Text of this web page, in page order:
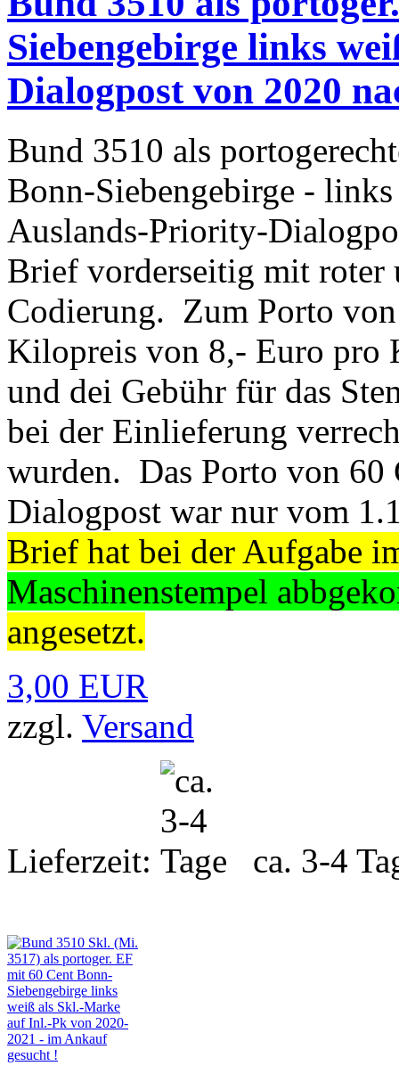
Siebengebirge links
Dialogpost von 2020
Bund 3510 als
Bonn-Siebengebirge -
Auslands-Priority-
Brief vorderseitig mit roter
Codierung. Zum Porto
Kilopreis von 8,- Euro pro
und dei Gebühr für das
bei der Einlieferung
wurden. Das Porto von
Dialogpost war nur vom
Brief hat bei der Aufgabe
Maschinenstempel
angesetzt.
3,00 EUR
zzgl. Versand
Lieferzeit: ca. 3-4